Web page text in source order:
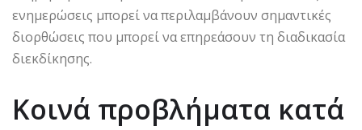
ενημερώσεις μπορεί να περιλαμβάνουν σημαντικές
διορθώσεις που μπορεί να επηρεάσουν τη διαδικασία
διεκδίκησης.
Κοινά προβλήματα κατά